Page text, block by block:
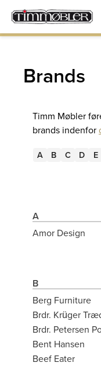
Brands
Timm Møbler
brands indenfor
A B C D E
A
Amor Design
B
Berg Furniture
Brdr. Krüger
Brdr. Petersen
Bent Hansen
Beef Eater